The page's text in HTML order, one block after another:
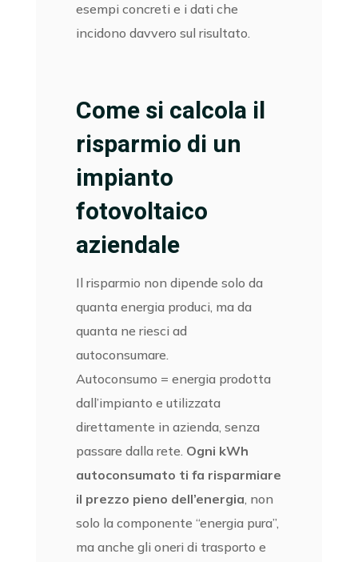
esempi concreti e i dati che
incidono davvero sul risultato.
Come si calcola il
risparmio di un
impianto
fotovoltaico
aziendale
Il risparmio non dipende solo da
quanta energia produci, ma da
quanta ne riesci ad
autoconsumare.
Autoconsumo = energia prodotta
dall’impianto e utilizzata
direttamente in azienda, senza
passare dalla rete. Ogni kWh
autoconsumato ti fa risparmiare
il prezzo pieno dell’energia, non
solo la componente “energia pura”,
ma anche gli oneri di trasporto e